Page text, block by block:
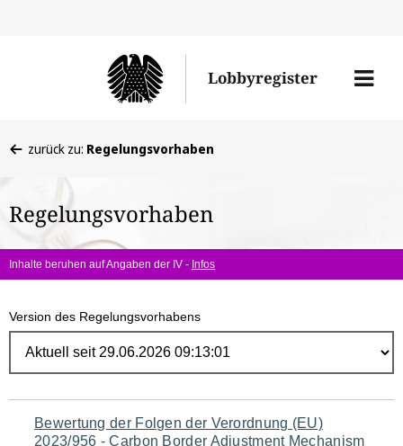
Lobbyregister
Menü
befinden
hier:
zurück zu: Regelungsvorhaben
Regelungsvorhaben
Inhalte beruhen auf Angaben der IV - Infos
Version des Regelungsvorhabens
Navigation
Bewertung der Folgen der Verordnung (EU)
2023/956 - Carbon Border Adjustment Mechanism